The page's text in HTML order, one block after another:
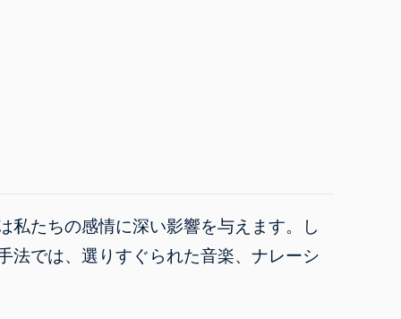
私たちの感情に深い影響を与えます。し
法では、選りすぐられた音楽、ナレーシ